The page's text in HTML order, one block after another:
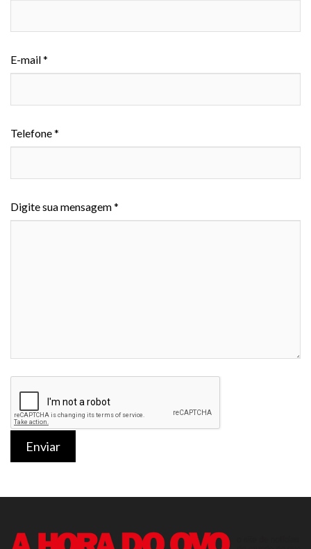
E-mail *
Telefone *
Digite sua mensagem *
Enviar